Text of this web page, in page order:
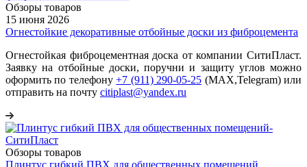
Обзоры товаров
15 июня 2026
Огнестойкие декоративные отбойные доски из фиброцемента
Огнестойкая фиброцементная доска от компании СитиПласт.
Заявку на отбойные доски, поручни и защиту углов можно
оформить по телефону+7 (911) 290-05-25 (МАХ,Telegram) или
отправить на почту citiplast@yandex.ru
Обзоры товаров
Плинтус гибкий ПВХ для общественных помещений